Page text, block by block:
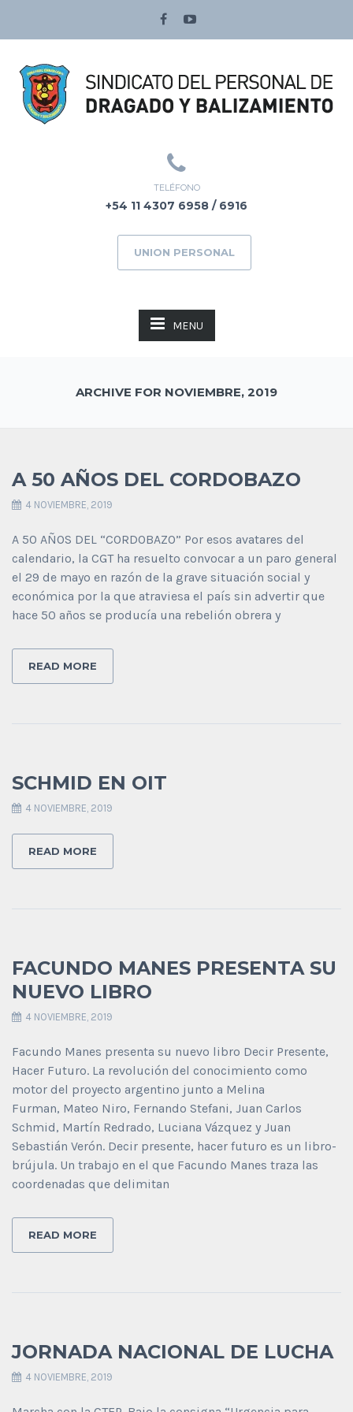
TELÉFONO
+54 11 4307 6958 / 6916
UNION PERSONAL
MENU
ARCHIVE FOR NOVIEMBRE, 2019
A 50 AÑOS DEL CORDOBAZO
4 NOVIEMBRE, 2019
A 50 AÑOS DEL “CORDOBAZO” Por esos avatares del
calendario, la CGT ha resuelto convocar a un paro general
el 29 de mayo en razón de la grave situación social y
económica por la que atraviesa el país sin advertir que
hace 50 años se producía una rebelión obrera y
READ MORE
SCHMID EN OIT
4 NOVIEMBRE, 2019
READ MORE
FACUNDO MANES PRESENTA SU
NUEVO LIBRO
4 NOVIEMBRE, 2019
Facundo Manes presenta su nuevo libro Decir Presente,
Hacer Futuro. La revolución del conocimiento como
motor del proyecto argentino junto a Melina
Furman, Mateo Niro, Fernando Stefani, Juan Carlos
Schmid, Martín Redrado, Luciana Vázquez y Juan
Sebastián Verón. Decir presente, hacer futuro es un libro-
brújula. Un trabajo en el que Facundo Manes traza las
coordenadas que delimitan
READ MORE
JORNADA NACIONAL DE LUCHA
4 NOVIEMBRE, 2019